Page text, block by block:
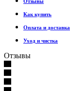
Как купить
Оплата и доставка
Уход и чистка
Отзывы